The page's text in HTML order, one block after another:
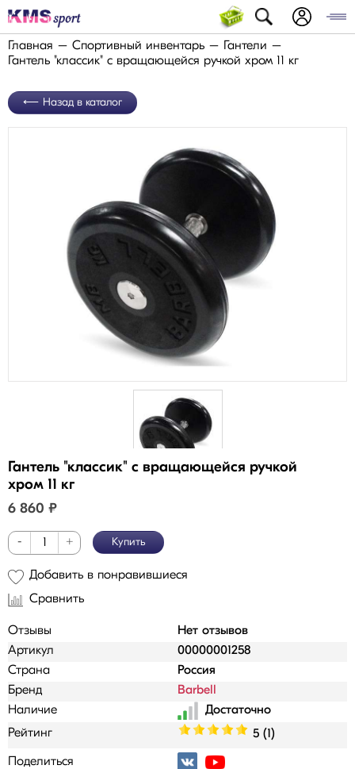
Главная Спортивный инвентарь
Гантели
Гантель "классик" с вращающейся ручкой хром 11 кг
Назад в каталог
Гантель "классик" с вращающейся ручкой
хром 11 кг
6 860 ₽
- + Купить
Добавить в понравившиеся
Сравнить
Отзывы
Нет отзывов
Артикул
00000001258
Страна
Россия
Бренд
Barbell
Наличие
Рейтинг
5 (1)
Поделиться